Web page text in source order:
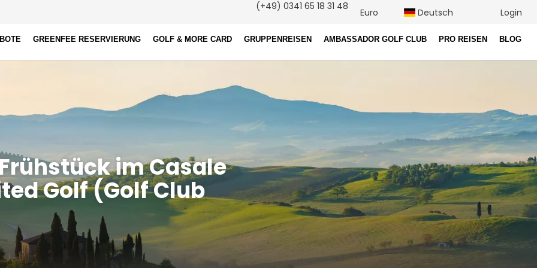
GREENFEE RESERVIERUNG GOLF & MORE CARD GRUPPENREISEN AMBASSADOR GOLF CLUB PRO REISEN BLOG
(+49) 0341 65 18 31 48
Euro Deutsch Login
im Casale
Golf (Golf Club